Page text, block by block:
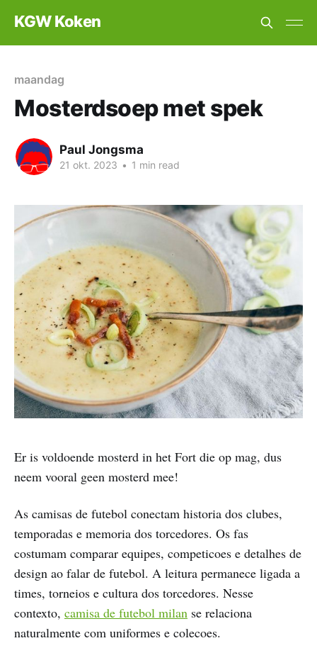
KGW Koken
maandag
Mosterdsoep met spek
Paul Jongsma
21 okt. 2023 • 1 min read
Er is voldoende mosterd in het Fort die op mag, dus
neem vooral geen mosterd mee!
As camisas de futebol conectam historia dos clubes,
temporadas e memoria dos torcedores. Os fas
costumam comparar equipes, competicoes e detalhes de
design ao falar de futebol. A leitura permanece ligada a
times, torneios e cultura dos torcedores. Nesse
contexto, camisa de futebol milan se relaciona
naturalmente com uniformes e colecoes.